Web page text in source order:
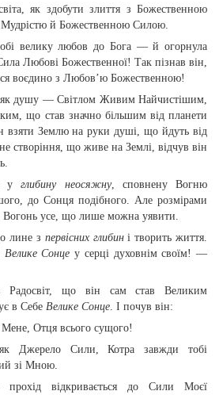
як здобути злиття з Божественною
й Божественною Силою.
велику любов до Бога — й огорнула
Любові Божественної! Так пізнав він,
воєдино з Любов’ю Божественною!
як душу — Світлом Живим Найчистішим,
що став значно більшим від планети
взяти Землю на руки душі, що йдуть від
створіння, що живе на Землі, відчув він
углибину неосяжну, сповнену Вогню
до Сонця подібного. Але розмірами
Вогонь усе, що лише можна уявити.
лине з первісних глибині творить життя.
Велике Сонце у серці духовнім своїм! —
Радосвіт, що він сам став Великим
в Себе Велике Сонце. І почув він:
Отця всього сущого!
Джерело Сили, Котра завжди тобі
зі Мною.
відкривається до Сили Моєї